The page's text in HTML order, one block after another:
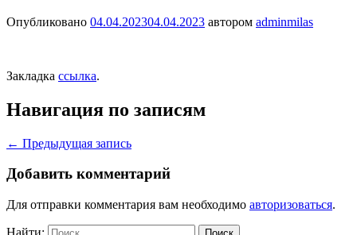
Опубликовано 04.04.202304.04.2023 автором adminmilas
Закладка ссылка.
Навигация по записям
← Предыдущая запись
Добавить комментарий
Для отправки комментария вам необходимо авторизоваться.
Найти: